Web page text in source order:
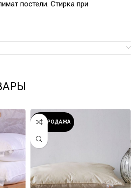
постели. Стирка при
РАСПРОДАЖА